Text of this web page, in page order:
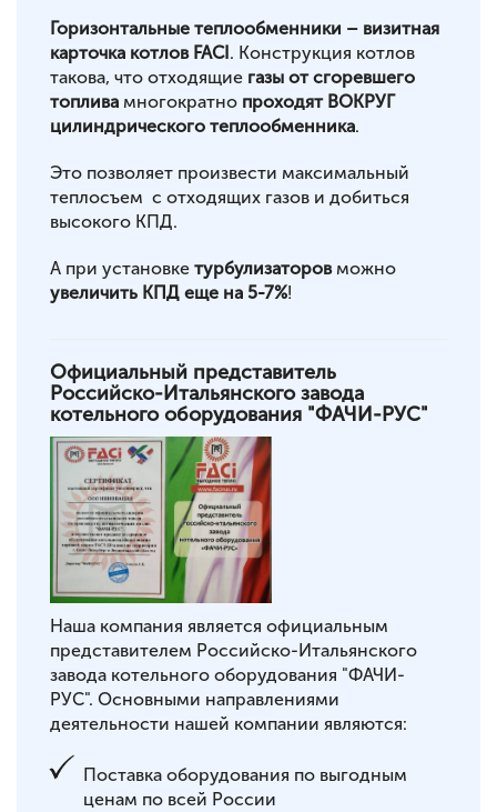
Горизонтальные теплообменники – визитная
карточка котлов FACI . Конструкция котлов
такова, что отходящие газы от сгоревшего
топлива многократно проходят ВОКРУГ
цилиндрического теплообменника.
Это позволяет произвести максимальный
теплосъем с отходящих газов и добиться
высокого КПД.
А при установке турбулизаторовможно
увеличить КПД еще на 5-7%!
Официальный представитель
Российско-Итальянского завода
котельного оборудования "ФАЧИ-РУС"
Наша компания является официальным
представителем Российско-Итальянского
завода котельного оборудования "ФАЧИ-
РУС". Основными направлениями
деятельности нашей компании являются:
Поставка оборудования по выгодным
ценам по всей России